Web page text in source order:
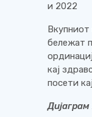
и 2022
бележат
кај
посети
Дијаграм